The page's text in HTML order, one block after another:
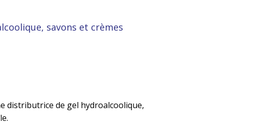
savons et crèmes
distributrice de gel hydroalcoolique,